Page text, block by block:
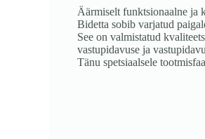
Äärmiselt funktsionaalne ja
Bidetta sobib varjatud
See on valmistatud
vastupidavuse ja
Tänu spetsiaalsele